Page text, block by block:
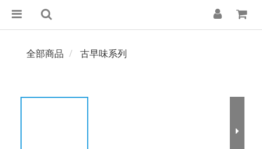
全部商品 古早味系列